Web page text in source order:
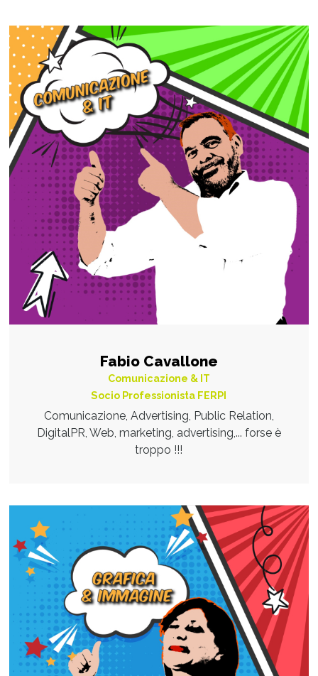
Fabio Cavallone
Comunicazione & IT
Socio Professionista FERPI
Comunicazione, Advertising, Public Relation,
DigitalPR, Web, marketing, advertising,... forse è
troppo !!!